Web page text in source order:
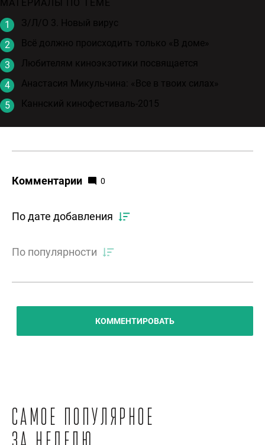
МАТЕРИАЛЫ ПО ТЕМЕ
З/Л/О 3. Новый вирус
Всё должно происходить только «В доме»
Любителям киноэкзотики посвящается
Анастасия Микульчина: «Все в твоих силах»
Каннский кинофестиваль-2015
Комментарии 0
По дате добавления
По популярности
КОММЕНТИРОВАТЬ
Самое популярное